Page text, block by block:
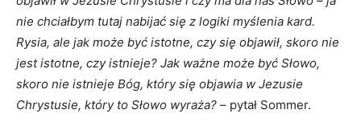
nie chciałbym tutaj nabijać się z logiki myślenia kard.
Rysia, ale jak może być istotne, czy się objawił, skoro nie
jest istotne, czy istnieje? Jak ważne może być Słowo,
skoro nie istnieje Bóg, który się objawia w Jezusie
Chrystusie, który to Słowo wyraża? – pytał Sommer.